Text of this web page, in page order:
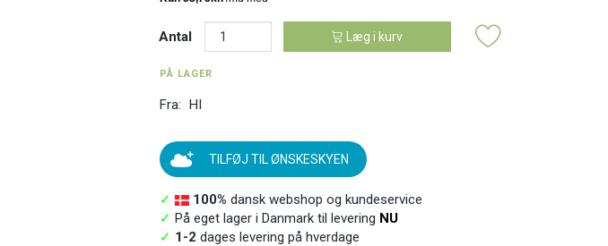
Antal Læg i kurv
PÅ LAGER
Fra: HI
TILFØJ TIL ØNSKESKYEN
✓ 100% dansk webshop og kundeservice
✓ På eget lager i Danmark til levering NU
✓ 1-2 dages levering på hverdage